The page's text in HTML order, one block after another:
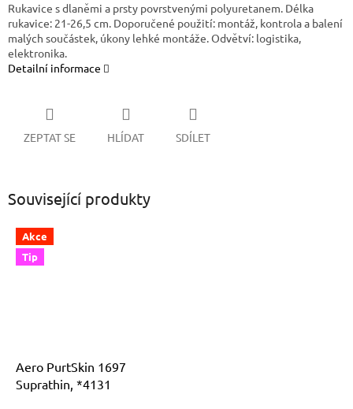
Rukavice s dlaněmi a prsty povrstvenými polyuretanem. Délka
rukavice: 21-26,5 cm. Doporučené použití: montáž, kontrola a balení
malých součástek, úkony lehké montáže. Odvětví: logistika,
elektronika.
Detailní informace
ZEPTAT SE HLÍDAT SDÍLET
Související produkty
Akce
Tip
Aero PurtSkin 1697
Suprathin, *4131